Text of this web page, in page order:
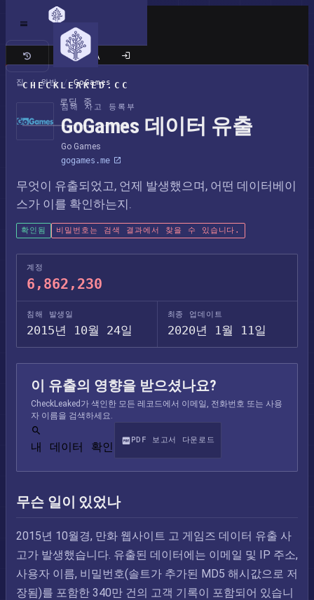
CHECKLEAKED.CC
로딩 중
클래식 사이트
집 / 위반 / GoGames
침해 사고 등록부
GoGames 데이터 유출
Go Games
gogames.me
무엇이 유출되었고, 언제 발생했으며, 어떤 데이터베이
스가 이를 확인하는지.
확인됨 비밀번호는 검색 결과에서 찾을 수 있습니다.
계정
6,862,230
침해 발생일
2015년 10월 24일
최종 업데이트
2020년 1월 11일
이 유출의 영향을 받으셨나요?
CheckLeaked가 색인한 모든 레코드에서 이메일, 전화번호 또는 사용
자 이름을 검색하세요.
내 데이터 확인
PDF 보고서 다운로드
무슨 일이 있었나
2015년 10월경, 만화 웹사이트 고 게임즈 데이터 유출 사
고가 발생했습니다. 유출된 데이터에는 이메일 및 IP 주소,
사용자 이름, 비밀번호(솔트가 추가된 MD5 해시값으로 저
장됨)를 포함한 340만 건의 고객 기록이 포함되어 있습니